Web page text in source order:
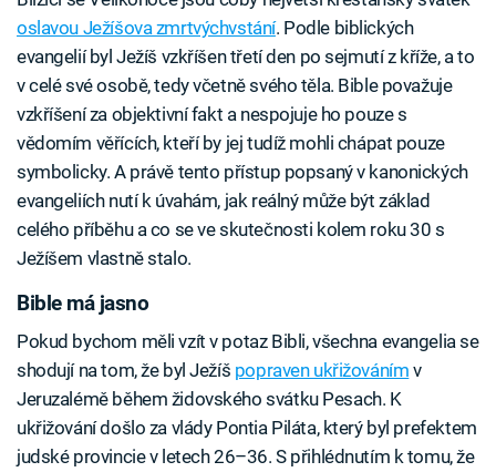
oslavou Ježíšova zmrtvýchvstání. Podle biblických
evangelií byl Ježíš vzkříšen třetí den po sejmutí z kříže, a to
v celé své osobě, tedy včetně svého těla. Bible považuje
vzkříšení za objektivní fakt a nespojuje ho pouze s
vědomím věřících, kteří by jej tudíž mohli chápat pouze
symbolicky. A právě tento přístup popsaný v kanonických
evangeliích nutí k úvahám, jak reálný může být základ
celého příběhu a co se ve skutečnosti kolem roku 30 s
Ježíšem vlastně stalo.
Bible má jasno
Pokud bychom měli vzít v potaz Bibli, všechna evangelia se
shodují na tom, že byl Ježíš popraven ukřižováním v
Jeruzalémě během židovského svátku Pesach. K
ukřižování došlo za vlády Pontia Piláta, který byl prefektem
judské provincie v letech 26–36. S přihlédnutím k tomu, že